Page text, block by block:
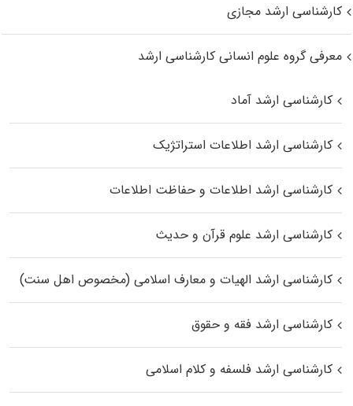
کارشناسی ارشد مجازی
معرفی گروه علوم انسانی کارشناسی ارشد
کارشناسی ارشد آماد
کارشناسی ارشد اطلاعات استراتژیک
کارشناسی ارشد اطلاعات و حفاظت اطلاعات
کارشناسی ارشد علوم قرآن و حدیث
کارشناسی ارشد الهیات و معارف اسلامی (مخصوص اهل سنت)
کارشناسی ارشد فقه و حقوق
کارشناسی ارشد فلسفه و کلام اسلامی